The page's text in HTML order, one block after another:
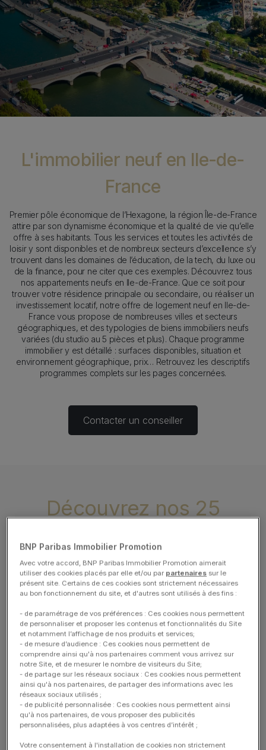
L'immobilier neuf en Ile-de-
France
Premier pôle économique de l’Hexagone, la région Île-de-France
attire par son dynamisme économique et la qualité de vie qu’elle
offre à ses habitants. Tous les services et toutes les activités de
loisir y sont disponibles et de nombreux secteurs d’excellence s’y
trouvent dans les domaines de l’éducation, de la tech, du luxe ou
de la finance, pour ne citer que ces exemples. Découvrez tous
nos appartements neufs en Ile-de-France. Que ce soit pour
trouver votre résidence principale ou secondaire, ou réaliser un
investissement locatif, notre offre de logement neuf en Ile-de-
France vous propose de nombreuses villes et secteurs
géographiques, et des typologies de biens immobiliers neufs
variées (du studio au 5 pièces et plus). Chaque programme
immobilier y est détaillé : surfaces disponibles, situation et
environnement géographique, prix… Retrouvez les descriptifs
programmes complets sur les pages concernées.
Contacter un conseiller
Découvrez nos 25
région Ile-de-France
Département: Ville:
Aubervilliers Bagneux
Châtillon Clamart Cormeilles-en-Parisis
BNP Paribas Immobilier Promotion
Avec votre accord, BNP Paribas Immobilier Promotion aimerait
utiliser des cookies placés par elle et/ou par partenaires sur le
présent site. Certains de ces cookies sont strictement nécessaires
au bon fonctionnement du site, et d'autres sont utilisés à des fins :
- de paramétrage de vos préférences : Ces cookies nous permettent
de personnaliser et proposer les contenus et fonctionnalités du Site
et notamment l’affichage de nos produits et services;
- de mesure d’audience : Ces cookies nous permettent de
comprendre ainsi qu'à nos partenaires comment vous arrivez sur
notre Site, et de mesurer le nombre de visiteurs du Site;
- de partage sur les réseaux sociaux : Ces cookies nous permettent
ainsi qu'à nos partenaires, de partager des informations avec les
réseaux sociaux utilisés ;
- de publicité personnalisée : Ces cookies nous permettent ainsi
qu'à nos partenaires, de vous proposer des publicités
personnalisées, plus adaptées à vos centres d’intérêt ;
Votre consentement à l'installation de cookies non strictement